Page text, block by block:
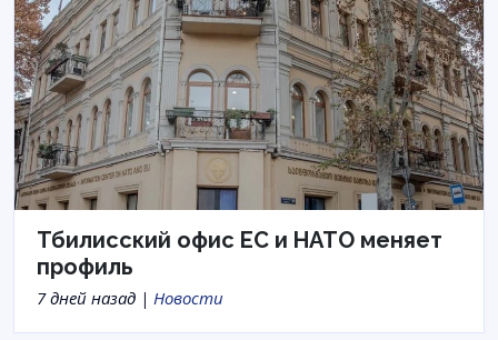
Тбилисский офис ЕС и НАТО меняет
профиль
7 дней назад | Новости